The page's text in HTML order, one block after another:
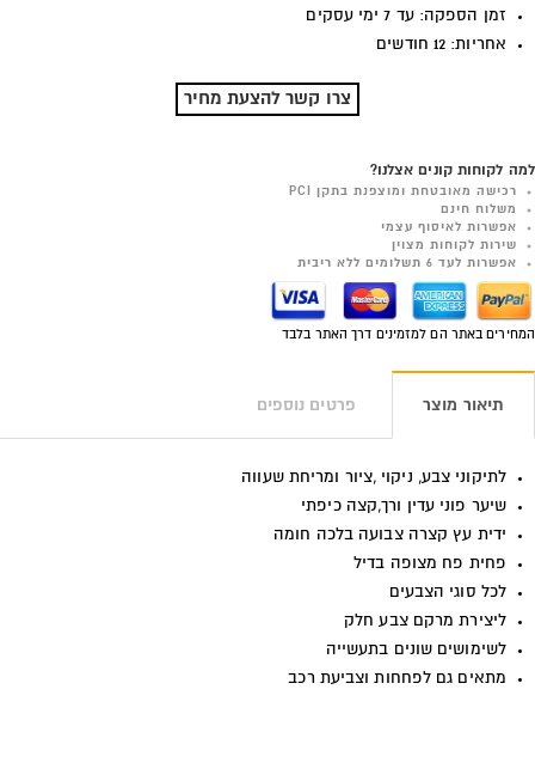
זמן הספקה: עד 7 ימי עסקים
אחריות: 12 חודשים
צרו קשר להצעת מחיר
למה לקוחות קונים אצלנו?
רכישה מאובטחת ומוצפנת בתקן PCI
משלוח חינם
אפשרות לאיסוף עצמי
שירות לקוחות מצוין
אפשרות לעד 6 תשלומים ללא ריבית
המחירים באתר הם למזמינים דרך האתר בלבד
תיאור מוצר פרטים נוספים
לתיקוני צבע, ניקוי ,ציור ומריחת שעווה
שיער פוני עדין ורך,קצה כיפתי
ידית עץ קצרה צבועה בלכה חומה
פחית פח מצופה בדיל
לכל סוגי הצבעים
ליצירת מרקם צבע חלק
לשימושים שונים בתעשייה
מתאים גם לפחחות וצביעת רכב